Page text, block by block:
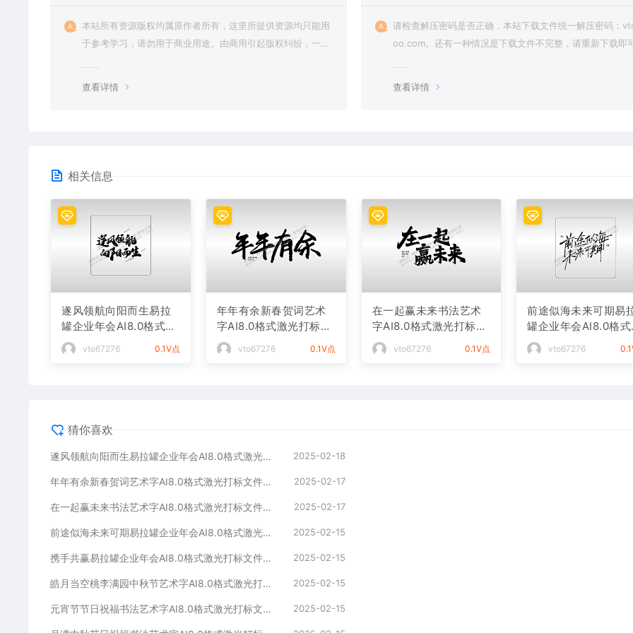
本站所有资源版权均属原作者所有，这里所提供资源均只能用
于参考学习，请勿用于商业用途。由商用引起版权纠纷，一切
查看详情
请检查解压密码是否正确，本站下载文件统一解压密码：
oo.com。还有一种情况是下载文件不完整，请重新下载即可
查看详情
相关信息
遂风领航向阳而生易拉
罐企业年会AI8.0格式激
光打标文件通用矢量图
vto67276 0.1V点
年年有余新春贺词艺术
字AI8.0格式激光打标文
件通用矢量图
vto67276 0.1V点
在一起赢未来书法艺术
字AI8.0格式激光打标文
件通用矢量图
vto67276 0.1V点
前途似海未来可期易
罐企业年会AI8.0格式
光打标文件通用矢量图
vto67276
猜你喜欢
遂风领航向阳而生易拉罐企业年会AI8.0格式激光打标文件通用矢量图 2025-02-18
年年有余新春贺词艺术字AI8.0格式激光打标文件通用矢量图 2025-02-17
在一起赢未来书法艺术字AI8.0格式激光打标文件通用矢量图 2025-02-17
前途似海未来可期易拉罐企业年会AI8.0格式激光打标文件通用矢量图 2025-02-15
携手共赢易拉罐企业年会AI8.0格式激光打标文件通用矢量图 2025-02-15
皓月当空桃李满园中秋节艺术字AI8.0格式激光打标文件通用矢量图 2025-02-15
元宵节节日祝福书法艺术字AI8.0格式激光打标文件通用矢量图 2025-02-15